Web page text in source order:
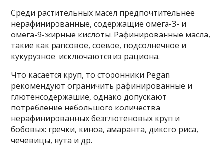
Среди растительных масел предпочтительнее
нерафинированные, содержащие омега-3- и
омега-9-жирные кислоты. Рафинированные масла,
такие как рапсовое, соевое, подсолнечное и
кукурузное, исключаются из рациона.
Что касается круп, то сторонники Pegan
рекомендуют ограничить рафинированные и
глютенсодержашие, однако допускают
потребление небольшого количества
нерафинированных безглютеновых круп и
бобовых: гречки, киноа, амаранта, дикого риса,
чечевицы, нута и др.